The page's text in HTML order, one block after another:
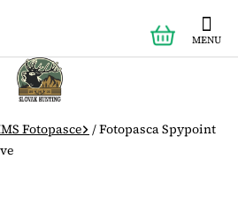
KOŠÍK
Fotopasce /Fotopasca Spypoint